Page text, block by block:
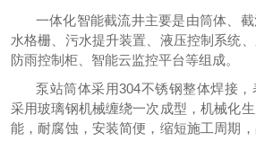
一体化智能截流井主要是由筒体、
水格栅、污水提升装置、液压控制系统、
防雨控制柜、智能云监控平台等组成。
泵站筒体采用304不锈钢整体焊接
采用玻璃钢机械缠绕一次成型，机械化
能，耐腐蚀，安装简便，缩短施工周期